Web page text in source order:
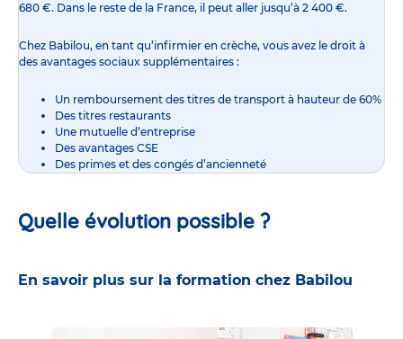
680 €. Dans le reste de la France, il peut aller jusqu’à 2 400 €.
Chez Babilou, en tant qu’infirmier en crèche, vous avez le droit à
des avantages sociaux supplémentaires :
Un remboursement des titres de transport à hauteur de 60%
Des titres restaurants
Une mutuelle d’entreprise
Des avantages CSE
Des primes et des congés d’ancienneté
Quelle évolution possible ?
En savoir plus sur la formation chez Babilou